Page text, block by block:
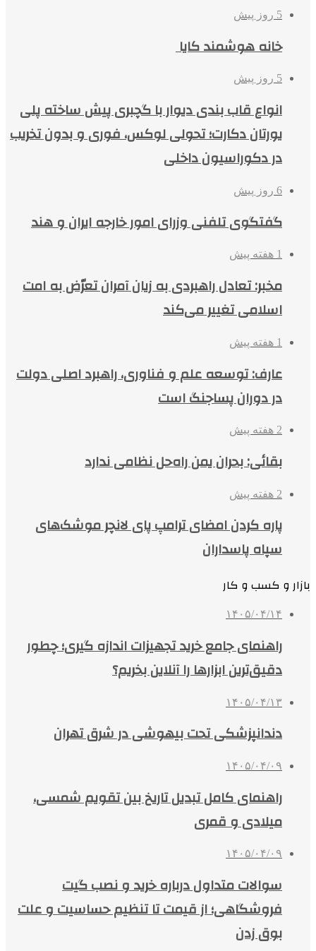
5 روز پیش
خانه هوشمند کایا
5 روز پیش
انواع قاب بندی دیوار با گچبری پیش ساخته پلی
یورتان دکارت؛ تحولی لوکس، فوری و بدون تخریب
در دکوراسیون داخلی
6 روز پیش
گفتگوی تلفنی وزرای امور خارجه ایران و هند
1 هفته پیش
مخبر: تعادل راهبردی به زیان آمران تعرّض به امت
اسلامی تغییر می‌کند
1 هفته پیش
عارف: توسعه علم و فناوری، راهبرد اصلی دولت
در دوران پساجنگ است
2 هفته پیش
بقائی: بحران یمن راه‌حل نظامی ندارد
2 هفته پیش
پاره کردن امضای ترامپ پای لانچر موشک‌های
سپاه پاسداران
بازار و کسب و کار
۱۴۰۵/۰۴/۱۴
راهنمای جامع خرید تجهیزات اندازه گیری؛ چطور
دقیق‌ترین ابزارها را آنلاین بخریم؟
۱۴۰۵/۰۴/۱۳
دندانپزشکی تحت بیهوشی در شرق تهران
۱۴۰۵/۰۴/۰۹
راهنمای کامل تبدیل تاریخ بین تقویم شمسی،
میلادی و قمری
۱۴۰۵/۰۴/۰۹
سوالات متداول درباره خرید و نصب گیت
فروشگاهی؛ از قیمت تا تنظیم حساسیت و علت
بوق زدن